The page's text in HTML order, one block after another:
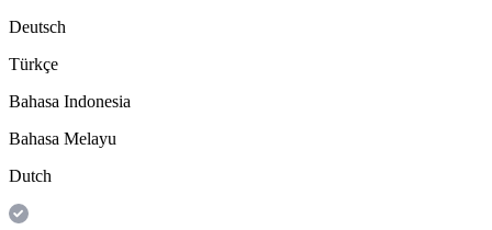
Deutsch
Türkçe
Bahasa Indonesia
Bahasa Melayu
Dutch